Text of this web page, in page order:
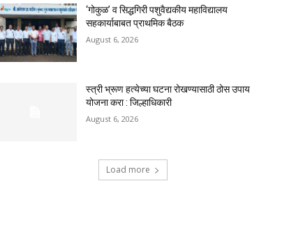
‘गोकुळ’ व सिद्धगिरी पशुवैद्यकीय महाविद्यालय
सहकार्याबाबत प्राथमिक बैठक
August 6, 2026
स्त्री भ्रूण हत्येच्या घटना रोखण्यासाठी ठोस उपाय
योजना करा : जिल्हाधिकारी
August 6, 2026
Load more